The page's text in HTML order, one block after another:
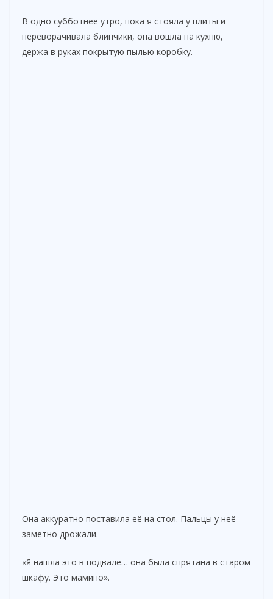
В одно субботнее утро, пока я стояла у плиты и
переворачивала блинчики, она вошла на кухню,
держа в руках покрытую пылью коробку.
Она аккуратно поставила её на стол. Пальцы у неё
заметно дрожали.
«Я нашла это в подвале… она была спрятана в старом
шкафу. Это мамино».